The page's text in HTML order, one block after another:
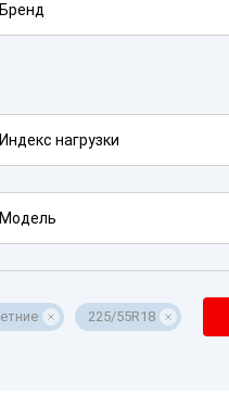
нагрузки
225/55R18